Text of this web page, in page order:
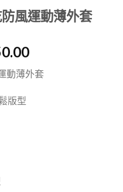
風運動薄外套
動薄外套
版型